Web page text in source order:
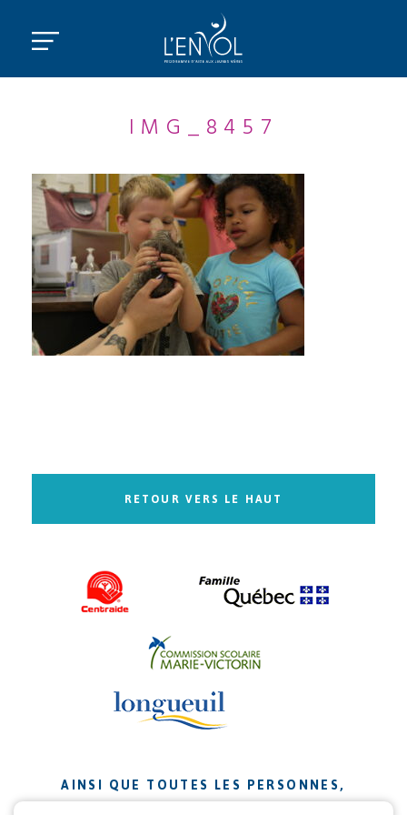
IMG_8457
RETOUR VERS LE HAUT
AINSI QUE TOUTES LES PERSONNES,
ORGANISMES ET ENTREPRISES QUI ONT